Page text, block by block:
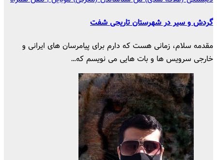
گردش و سیر در شهرستان تاریحی شفت
مقدمه سلام، زمانی هست که دارم برای پیامرسان های ایرانی و
خارجی سرویس ها و بات هایی می نویسم که…